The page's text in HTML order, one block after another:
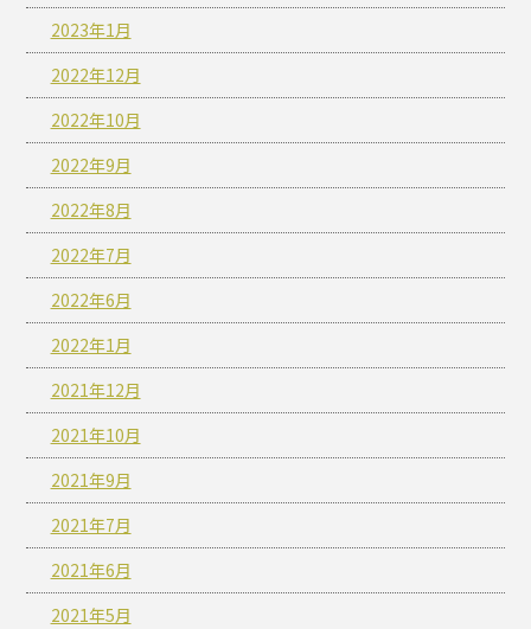
2023年1月
2022年12月
2022年10月
2022年9月
2022年8月
2022年7月
2022年6月
2022年1月
2021年12月
2021年10月
2021年9月
2021年7月
2021年6月
2021年5月